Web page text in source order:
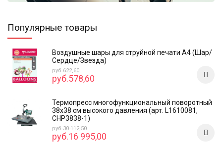
Популярные товары
Воздушные шары для струйной печати А4 (Шар/
Сердце/Звезда)
руб.622,60
руб.578,60
Термопресс многофункциональный поворотный
38х38 см высокого давления (арт. L1610081,
CHP3838-1)
руб.30 112,50
руб.16 995,00